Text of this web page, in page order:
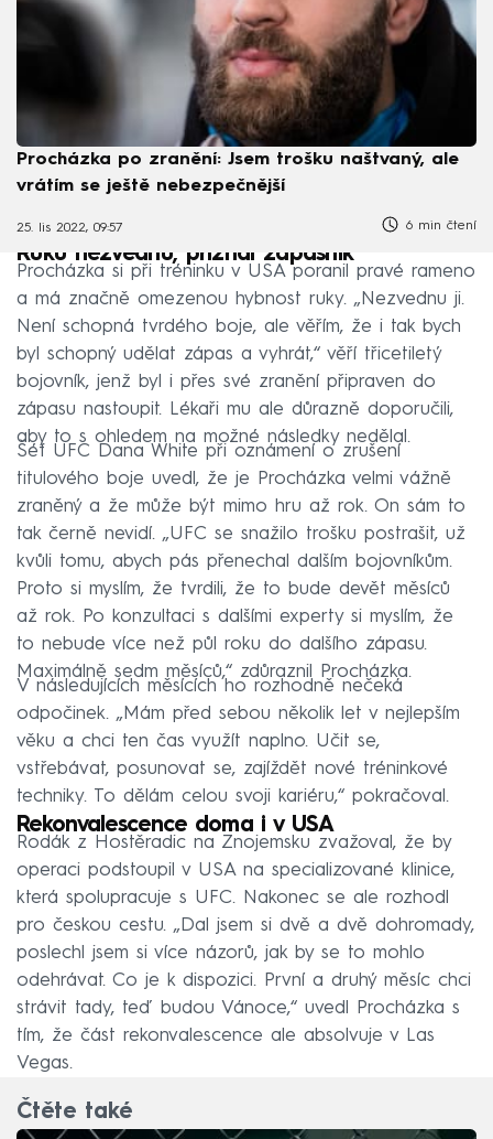
Procházka po zranění: Jsem trošku naštvaný, ale
vrátím se ještě nebezpečnější
25. lis 2022, 09:57 6 min čtení
Ruku nezvednu, přiznal zápasník
Procházka si při tréninku v USA poranil pravé rameno
a má značně omezenou hybnost ruky. „Nezvednu ji.
Není schopná tvrdého boje, ale věřím, že i tak bych
byl schopný udělat zápas a vyhrát,“ věří třicetiletý
bojovník, jenž byl i přes své zranění připraven do
zápasu nastoupit. Lékaři mu ale důrazně doporučili,
aby to s ohledem na možné následky nedělal.
Šéf UFC Dana White při oznámení o zrušení
titulového boje uvedl, že je Procházka velmi vážně
zraněný a že může být mimo hru až rok. On sám to
tak černě nevidí. „UFC se snažilo trošku postrašit, už
kvůli tomu, abych pás přenechal dalším bojovníkům.
Proto si myslím, že tvrdili, že to bude devět měsíců
až rok. Po konzultaci s dalšími experty si myslím, že
to nebude více než půl roku do dalšího zápasu.
Maximálně sedm měsíců,“ zdůraznil Procházka.
V následujících měsících ho rozhodně nečeká
odpočinek. „Mám před sebou několik let v nejlepším
věku a chci ten čas využít naplno. Učit se,
vstřebávat, posunovat se, zajíždět nové tréninkové
techniky. To dělám celou svoji kariéru,“ pokračoval.
Rekonvalescence doma i v USA
Rodák z Hostěradic na Znojemsku zvažoval, že by
operaci podstoupil v USA na specializované klinice,
která spolupracuje s UFC. Nakonec se ale rozhodl
pro českou cestu. „Dal jsem si dvě a dvě dohromady,
poslechl jsem si více názorů, jak by se to mohlo
odehrávat. Co je k dispozici. První a druhý měsíc chci
strávit tady, teď budou Vánoce,“ uvedl Procházka s
tím, že část rekonvalescence ale absolvuje v Las
Vegas.
Čtěte také